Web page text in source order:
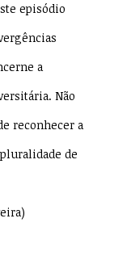
episódio
a
Não
reconhecer a
de